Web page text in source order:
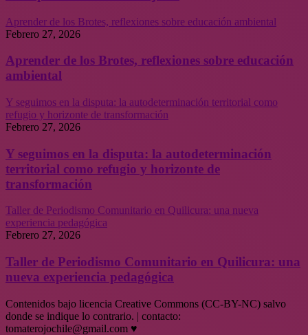
Aprender de los Brotes, reflexiones sobre educación ambiental
Febrero 27, 2026
Aprender de los Brotes, reflexiones sobre educación
ambiental
Y seguimos en la disputa: la autodeterminación territorial como
refugio y horizonte de transformación
Febrero 27, 2026
Y seguimos en la disputa: la autodeterminación
territorial como refugio y horizonte de
transformación
Taller de Periodismo Comunitario en Quilicura: una nueva
experiencia pedagógica
Febrero 27, 2026
Taller de Periodismo Comunitario en Quilicura: una
nueva experiencia pedagógica
Contenidos bajo licencia Creative Commons (CC-BY-NC) salvo
donde se indique lo contrario. | contacto:
tomaterojochile@gmail.com ♥